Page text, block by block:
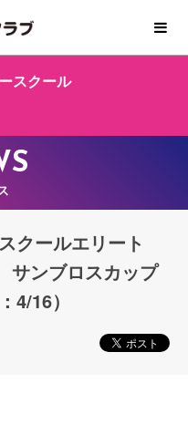
MENU
スクール
クールエリート
サンブロスカップ
4/16）